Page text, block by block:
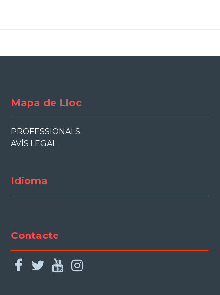
Mapa de Lloc
PROFESSIONALS
AVÍS LEGAL
Idioma
Contacte
facebook
twitteryoutube